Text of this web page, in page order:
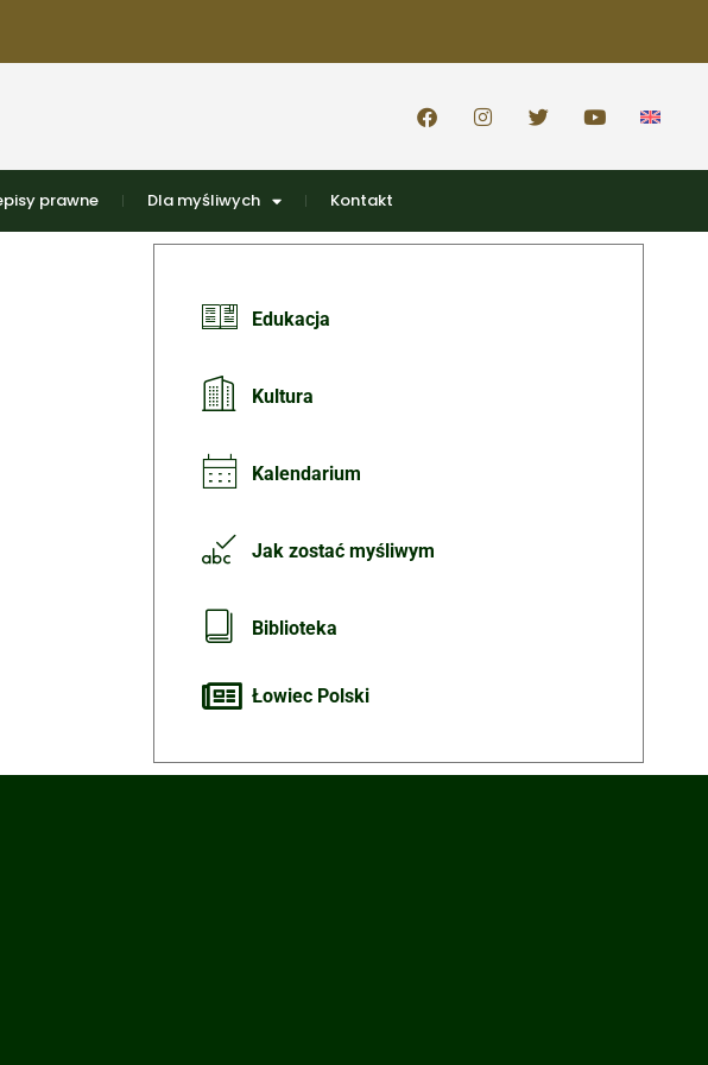
prawne Dla myśliwych Kontakt
Edukacja
Kultura
Kalendarium
Jak zostać myśliwym
Biblioteka
Łowiec Polski